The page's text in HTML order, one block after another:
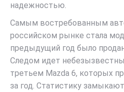
надежностью.
Самым востребованным
российском рынке стала
предыдущий год было
Следом идет
третьем Mazda 6, которых
за год. Статистику